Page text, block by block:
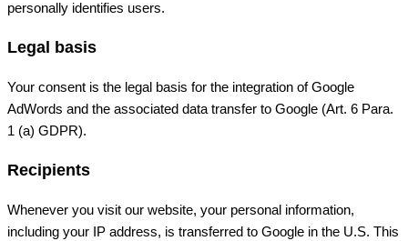
personally identifies users.
Legal basis
Your consent is the legal basis for the integration of Google
AdWords and the associated data transfer to Google (Art. 6 Para.
1 (a) GDPR).
Recipients
Whenever you visit our website, your personal information,
including your IP address, is transferred to Google in the U.S. This